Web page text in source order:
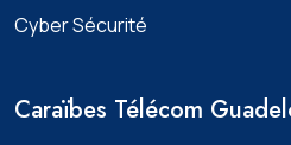
Cyber Sécurité
Caraïbes Télécom